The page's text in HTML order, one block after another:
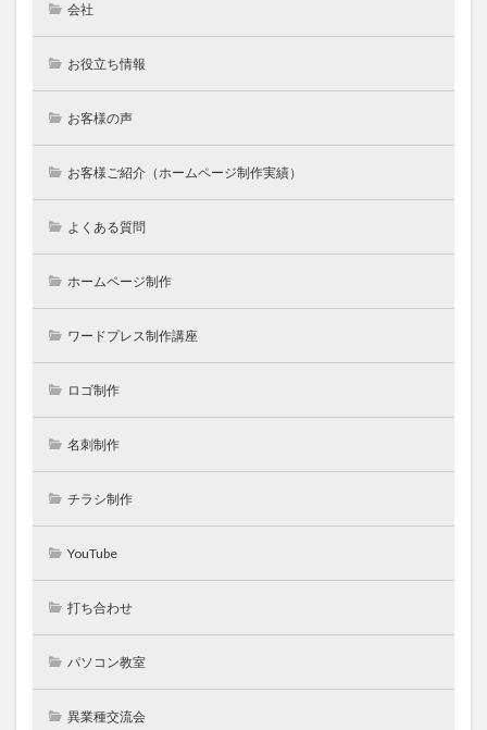
会社
お役立ち情報
お客様の声
お客様ご紹介（ホームページ制作実績）
よくある質問
ホームページ制作
ワードプレス制作講座
ロゴ制作
名刺制作
チラシ制作
YouTube
打ち合わせ
パソコン教室
異業種交流会